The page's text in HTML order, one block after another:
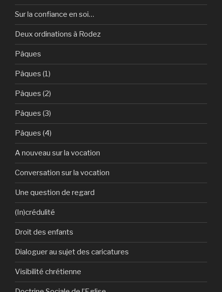
Sur la confiance en soi…
Deux ordinations à Rodez
Pâques
Pâques (1)
Pâques (2)
Pâques (3)
Pâques (4)
A nouveau sur la vocation
Conversation sur la vocation
Une question de regard
(In)crédulité
Droit des enfants
Dialoguer au sujet des caricatures
Visibilité chrétienne